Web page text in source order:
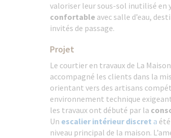
valoriser leur sous-sol inutilisé en
confortable avec salle d’eau,
invités de passage.
Projet
Le courtier en travaux de La
accompagné les clients dans la
orientant vers des artisans
environnement technique
les travaux ont débuté par la
Un escalier intérieur discret a
niveau principal de la maison.